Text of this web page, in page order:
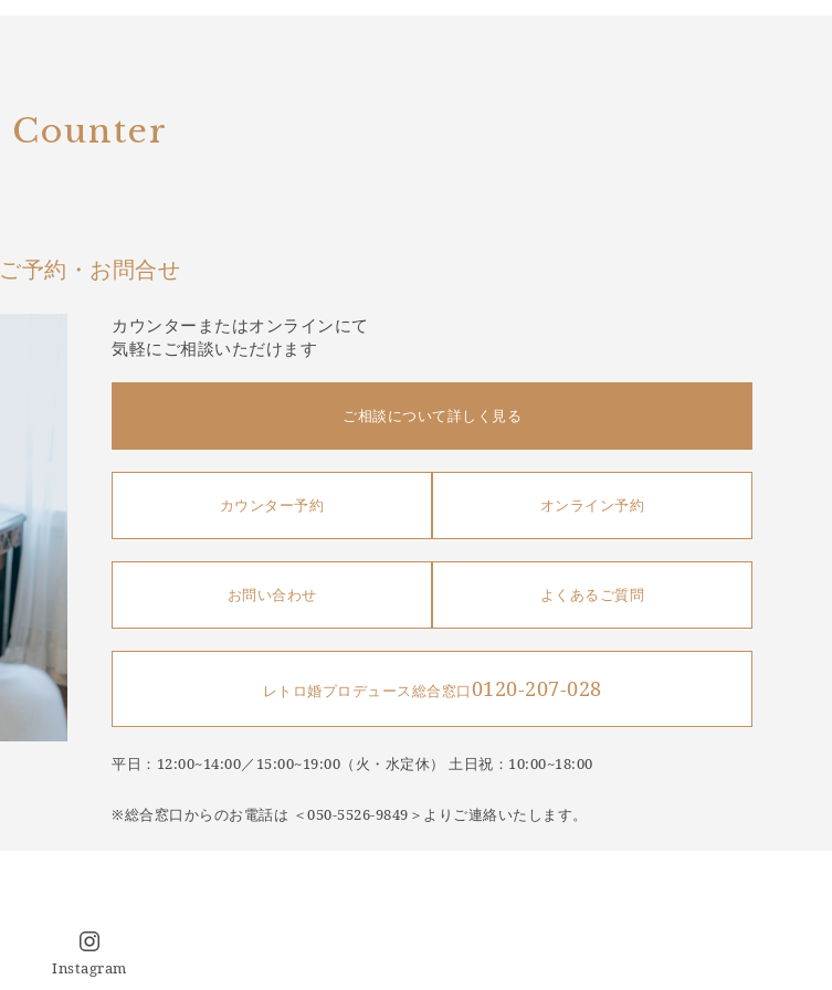
Counter
ご予約・お問合せ
カウンターまたはオンラインにて
気軽にご相談いただけます
ご相談について詳しく見る
カウンター予約 オンライン予約
お問い合わせ よくあるご質問
レトロ婚プロデュース総合窓口0120-207-028
平日：12:00~14:00／15:00~19:00（火・水定休） 土日祝：10:00~18:00
※総合窓口からのお電話は ＜050-5526-9849＞より ご連絡いたします。
Instagram